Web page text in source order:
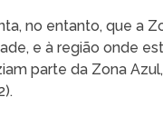
no entanto, que a
e à região onde
parte da Zona